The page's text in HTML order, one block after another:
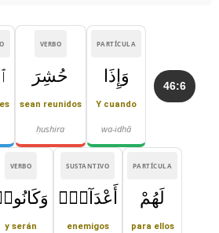
46:6
PARTÍCULA
وَإِذَا
Y cuando
wa-idhā
VERBO
حُشِرَ
sean reunidos
ḥushira
PARTÍCULA
لَهُمْ
para ellos
SUSTANTIVO
أَعْدَآءًۭ
enemigos
VERBO
y serán